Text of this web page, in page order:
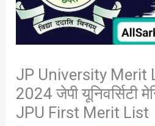
JP University Merit
2024 जेपी यूनिवर्सिटी
JPU First Merit List